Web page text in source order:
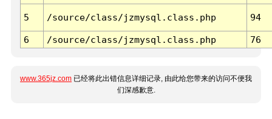
5 /source/class/jzmysql.class.php 94
6 /source/class/jzmysql.class.php 76
www.365jz.com 已经将此出错信息详细记录, 由此给您带来的访问不便我
们深感歉意.